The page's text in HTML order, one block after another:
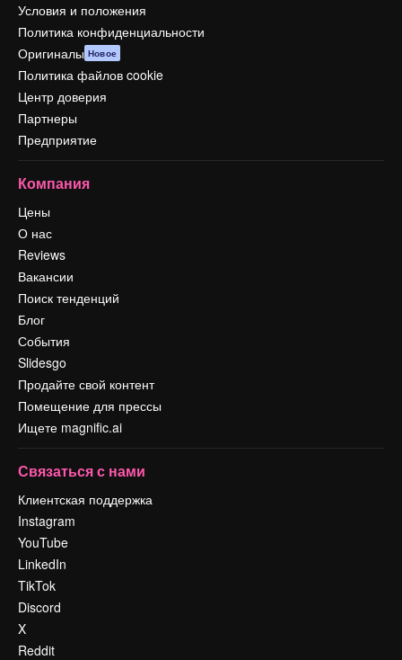
Условия и положения
Политика конфиденциальности
Оригиналы Новое
Политика файлов cookie
Центр доверия
Партнеры
Предприятие
Компания
Цены
О нас
Reviews
Вакансии
Поиск тенденций
Блог
События
Slidesgo
Продайте свой контент
Помещение для прессы
Ищете magnific.ai
Связаться с нами
Клиентская поддержка
Instagram
YouTube
LinkedIn
TikTok
Discord
X
Reddit